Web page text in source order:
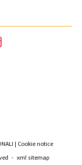
| Cookie notice
- xml sitemap